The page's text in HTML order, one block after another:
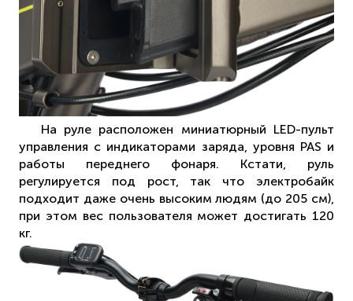
На руле расположен миниатюрный LED-пульт
управления с индикаторами заряда, уровня PAS и
работы переднего фонаря. Кстати, руль
регулируется под рост, так что электробайк
подходит даже очень высоким людям (до 205 см),
при этом вес пользователя может достигать 120
кг.